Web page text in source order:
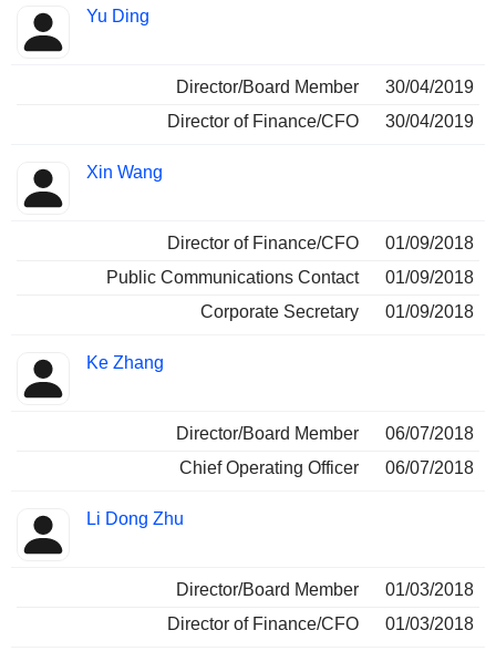
Yu Ding
Director/Board Member
30/04/2019
Director of Finance/CFO
30/04/2019
Xin Wang
Director of Finance/CFO
01/09/2018
Public Communications Contact
01/09/2018
Corporate Secretary
01/09/2018
Ke Zhang
Director/Board Member
06/07/2018
Chief Operating Officer
06/07/2018
Li Dong Zhu
Director/Board Member
01/03/2018
Director of Finance/CFO
01/03/2018